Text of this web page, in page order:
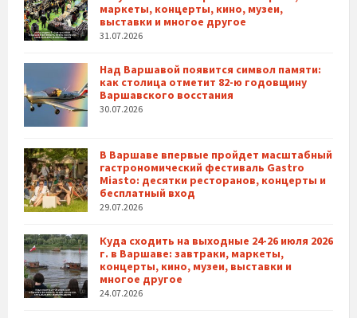
маркеты, концерты, кино, музеи,
выставки и многое другое
31.07.2026
Над Варшавой появится символ памяти:
как столица отметит 82-ю годовщину
Варшавского восстания
30.07.2026
В Варшаве впервые пройдет масштабный
гастрономический фестиваль Gastro
Miasto: десятки ресторанов, концерты и
бесплатный вход
29.07.2026
Куда сходить на выходные 24-26 июля 2026
г. в Варшаве: завтраки, маркеты,
концерты, кино, музеи, выставки и
многое другое
24.07.2026